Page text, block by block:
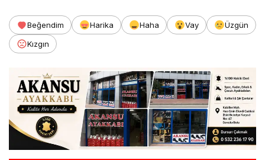
Beğendim Harika Haha Vay
Üzgün
Kızgın